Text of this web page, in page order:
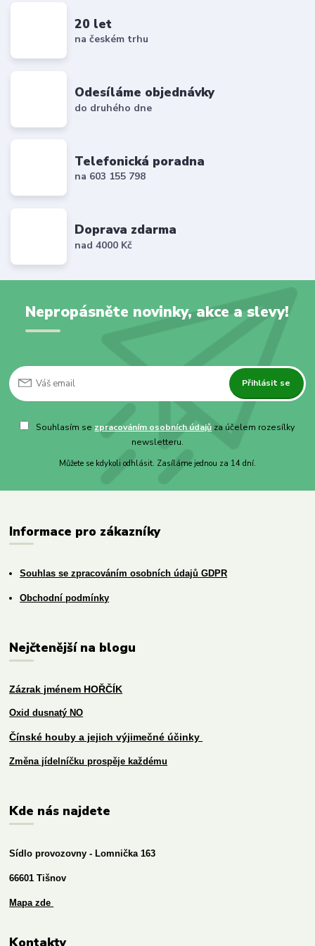
20 let
na českém trhu
Odesíláme objednávky
do druhého dne
Telefonická poradna
na 603 155 798
Doprava zdarma
nad 4000 Kč
Nepropásněte novinky, akce a slevy!
Přihlásit se
Souhlasím se zpracováním osobních údajů za účelem rozesílky
newsletteru.
Můžete se kdykoli odhlásit. Zasíláme jednou za 14 dní.
Informace pro zákazníky
Souhlas se zpracováním osobních údajů GDPR
Obchodní podmínky
Nejčtenější na blogu
Zázrak jménem HOŘČÍK
Oxid dusnatý NO
Čínské houby a jejich výjimečné účinky
Změna jídelníčku prospěje každému
Kde nás najdete
Sídlo provozovny - Lomnička 163
66601 Tišnov
Mapa zde
Kontakty